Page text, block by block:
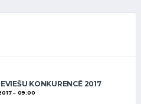
KONKURENCĒ 2017
09:00